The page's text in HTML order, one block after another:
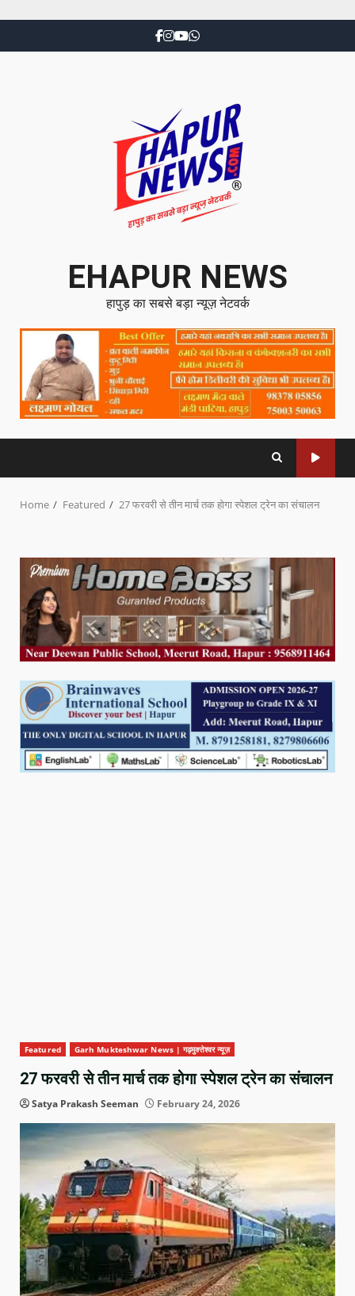
EHAPUR NEWS
हापुड़ का सबसे बड़ा न्यूज़ नेटवर्क
Home Featured 27 फरवरी से तीन मार्च तक होगा स्पेशल ट्रेन का संचालन
Featured Garh Mukteshwar News | गढ़मुक्तेश्वर न्यूज़
27 फरवरी से तीन मार्च तक होगा स्पेशल ट्रेन का संचालन
Satya Prakash Seeman February 24, 2026